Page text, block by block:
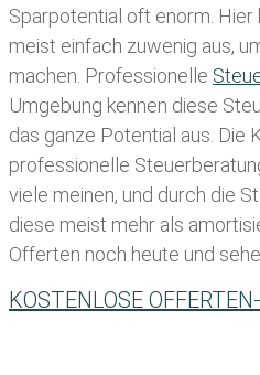
Sparpotential oft enorm. Hier
meist einfach zuwenig aus,
machen. Professionelle
Umgebung kennen diese
das ganze Potential aus. Die
professionelle
viele meinen, und durch die
diese meist mehr als
Offerten noch heute und
KOSTENLOSE